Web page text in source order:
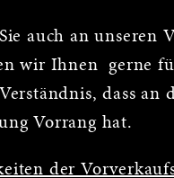
auch an unseren
wir Ihnen gerne
dass
Vorrang hat.
der